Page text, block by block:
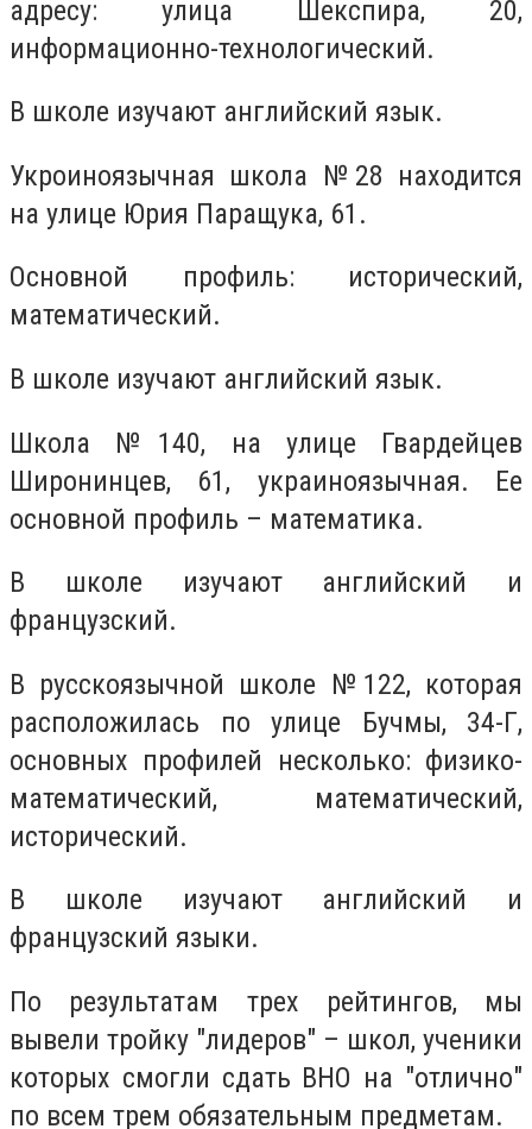
адресу: улица Шекспира, 20,
информационно-технологический.
В школе изучают английский язык.
Укроиноязычная школа №28 находится
на улице Юрия Паращука, 61.
Основной профиль: исторический,
математический.
В школе изучают английский язык.
Школа №140, на улице Гвардейцев
Широнинцев, 61, украиноязычная. Ее
основной профиль – математика.
В школе изучают английский и
французский.
В русскоязычной школе №122, которая
расположилась по улице Бучмы, 34-Г,
основных профилей несколько: физико-
математический, математический,
исторический.
В школе изучают английский и
французский языки.
По результатам трех рейтингов, мы
вывели тройку "лидеров" – школ, ученики
которых смогли сдать ВНО на "отлично"
по всем трем обязательным предметам.